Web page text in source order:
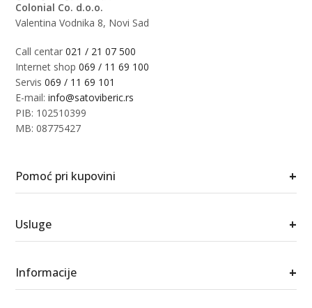
Colonial Co. d.o.o.
Valentina Vodnika 8, Novi Sad
Call centar021 / 21 07 500
Internet shop069 / 11 69 100
Servis069 / 11 69 101
E-mail:info@satoviberic.rs
PIB: 102510399
MB: 08775427
Pomoć pri kupovini +
Usluge +
Informacije +